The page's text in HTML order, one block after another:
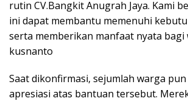
rutin CV.Bangkit Anugrah Jaya. Kami
ini dapat membantu memenuhi
serta memberikan manfaat nyata bagi
kusnanto
Saat dikonfirmasi, sejumlah warga
apresiasi atas bantuan tersebut.